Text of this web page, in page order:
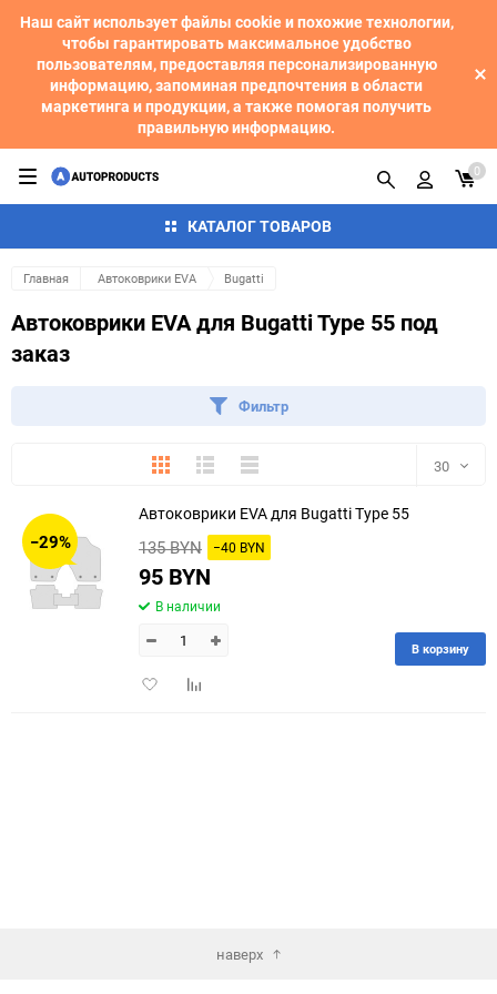
Наш сайт использует файлы cookie и похожие технологии,
чтобы гарантировать максимальное удобство
пользователям, предоставляя персонализированную
информацию, запоминая предпочтения в области
маркетинга и продукции, а также помогая получить
правильную информацию.
КАТАЛОГ ТОВАРОВ
0
Главная Автоковрики EVA Bugatti
Автоковрики EVA для Bugatti Type 55 под
заказ
Фильтр
ПлиткаПодробноКомпактно 30
150
−29%
Автоковрики EVA для Bugatti Type 55
135 BYN −40 BYN
95 BYN
В наличии
ДобавитьДобавить
В корзину
наверх